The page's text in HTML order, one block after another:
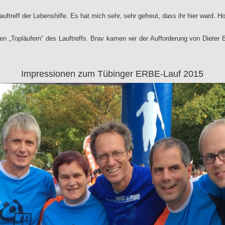
der Lebenshilfe. Es hat mich sehr, sehr gefreut, dass ihr hier ward.
„Topläufern“ des Lauftreffs. Brav kamen wir der Aufforderung von
Impressionen zum Tübinger ERBE-Lauf 2015